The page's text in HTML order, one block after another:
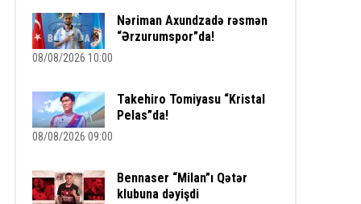
Nəriman Axundzadə rəsmən
“Ərzurumspor”da!
08/08/2026 10:00
Takehiro Tomiyasu “Kristal
Pelas”da!
08/08/2026 09:00
Bennaser “Milan”ı Qətər
klubuna dəyişdi